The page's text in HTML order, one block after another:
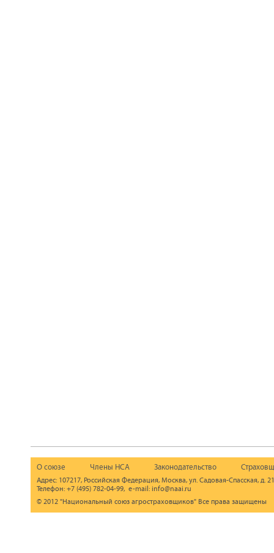
О союзе Члены НСА Законодательство
Адрес: 107217, Российская Федерация, Москва, ул. Садовая-Спасская, д.
Телефон: +7 (495) 782-04-99, e-mail: info@naai.ru
© 2012 "Национальный союз агростраховщиков" Все права защищены